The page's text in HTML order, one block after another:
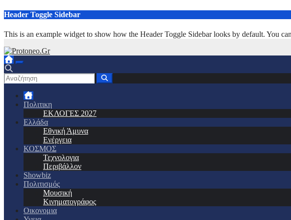
Μετάβαση
περιεχόμενο
Header Toggle Sidebar
This is an example widget to show how the Header Toggle Sidebar looks by default. You
Πολιτικη
ΕΚΛΟΓΕΣ 2027
Ελλάδα
Εθνική Άμυνα
Ενέργεια
ΚΟΣΜΟΣ
Τεχνολογια
Περιβάλλον
Showbiz
Πολιτισμός
Μουσική
Κινηματογράφος
Οικονομια